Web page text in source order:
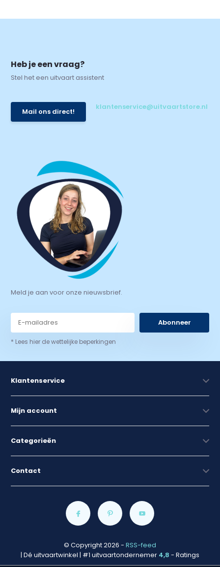
Heb je een vraag?
Stel het een uitvaart assistent
Mail ons direct!
klantenservice@uitvaartstore.nl
Meld je aan voor onze nieuwsbrief.
Abonneer
* Lees hier de wettelijke beperkingen
Klantenservice
Mijn account
Categorieën
Contact
© Copyright 2026 - RSS-feed
| Dé uitvaartwinkel | #1 uitvaartondernemer 4,8 - Ratings